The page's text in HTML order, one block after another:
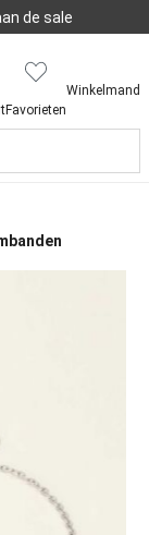
de sale
8,8
Favorieten
Winkelmand